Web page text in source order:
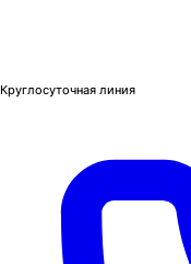
Круглосуточная линия